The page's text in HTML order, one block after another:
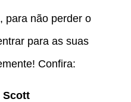
para não perder o
para as suas
Confira:
Scott